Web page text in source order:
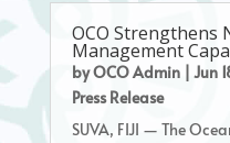
OCO Strengthens
Management
byOCO Admin| Jun
Press Release
SUVA, FIJI — The